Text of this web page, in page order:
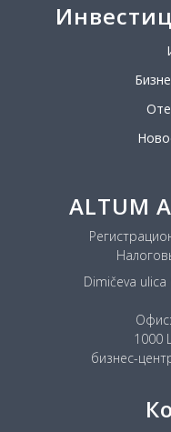
ALTUM
Dimičeva ulica
1000
бизнес-